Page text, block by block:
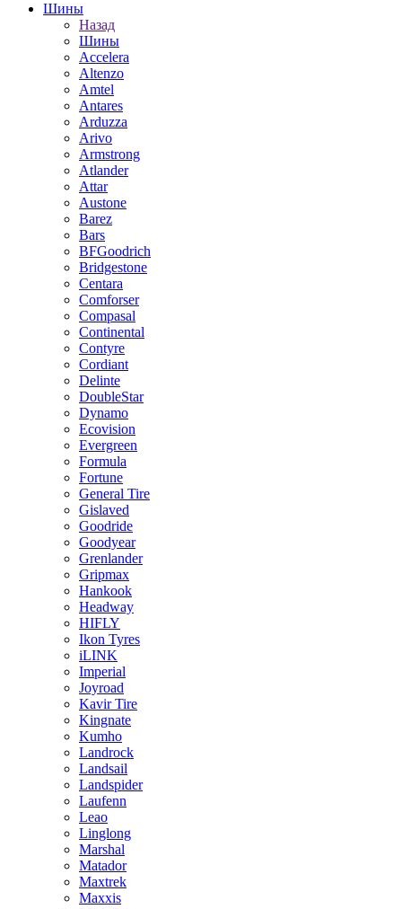
Шины
Назад
Шины
Accelera
Altenzo
Amtel
Antares
Arduzza
Arivo
Armstrong
Atlander
Attar
Austone
Barez
Bars
BFGoodrich
Bridgestone
Centara
Comforser
Compasal
Continental
Contyre
Cordiant
Delinte
DoubleStar
Dynamo
Ecovision
Evergreen
Formula
Fortune
General Tire
Gislaved
Goodride
Goodyear
Grenlander
Gripmax
Hankook
Headway
HIFLY
Ikon Tyres
iLINK
Imperial
Joyroad
Kavir Tire
Kingnate
Kumho
Landrock
Landsail
Landspider
Laufenn
Leao
Linglong
Marshal
Matador
Maxtrek
Maxxis